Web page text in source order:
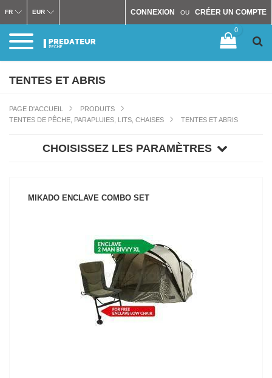
CONNEXION OU CRÉER UN COMPTE
FR EUR
0
TENTES ET ABRIS
PAGE D'ACCUEIL
PRODUITS
TENTES DE PÊCHE, PARAPLUIES, LITS, CHAISES
TENTES ET ABRIS
CHOISISSEZ LES PARAMÈTRES
MIKADO ENCLAVE COMBO SET
VOIR LE PRODUIT